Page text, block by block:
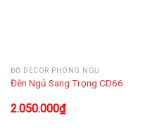
ĐỒ DECOR PHÒNG NGỦ
Đèn Ngủ Sang Trọng CD66
2.050.000₫